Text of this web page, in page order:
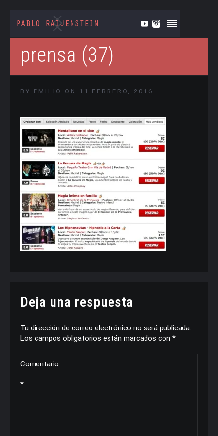
prensa (37)
BY EMILIO ON 11 FEBRERO, 2016
Deja una respuesta
Tu dirección de correo electrónico no será publicada.
Los campos obligatorios están marcados con *
Comentario
*